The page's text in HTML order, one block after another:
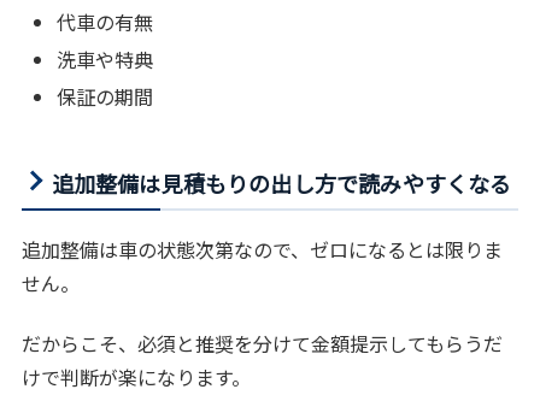
代車の有無
洗車や特典
保証の期間
追加整備は見積もりの出し方で読みやすくなる
追加整備は車の状態次第なので、ゼロになるとは限りま
せん。
だからこそ、必須と推奨を分けて金額提示してもらうだ
けで判断が楽になります。